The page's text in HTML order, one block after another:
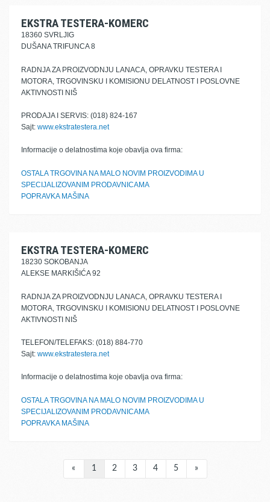
EKSTRA TESTERA-KOMERC
18360 SVRLJIG
DUŠANA TRIFUNCA 8
RADNJA ZA PROIZVODNJU LANACA, OPRAVKU TESTERA I
MOTORA, TRGOVINSKU I KOMISIONU DELATNOST I POSLOVNE
AKTIVNOSTI NIŠ
PRODAJA I SERVIS: (018) 824-167
Sajt: www.ekstratestera.net
Informacije o delatnostima koje obavlja ova firma:
OSTALA TRGOVINA NA MALO NOVIM PROIZVODIMA U
SPECIJALIZOVANIM PRODAVNICAMA
POPRAVKA MAŠINA
EKSTRA TESTERA-KOMERC
18230 SOKOBANJA
ALEKSE MARKIŠIĆA 92
RADNJA ZA PROIZVODNJU LANACA, OPRAVKU TESTERA I
MOTORA, TRGOVINSKU I KOMISIONU DELATNOST I POSLOVNE
AKTIVNOSTI NIŠ
TELEFON/TELEFAKS: (018) 884-770
Sajt: www.ekstratestera.net
Informacije o delatnostima koje obavlja ova firma:
OSTALA TRGOVINA NA MALO NOVIM PROIZVODIMA U
SPECIJALIZOVANIM PRODAVNICAMA
POPRAVKA MAŠINA
« 1 2 3 4 5 »